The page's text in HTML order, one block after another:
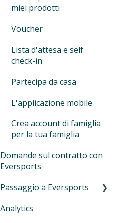
streaming online (Zoom)
conversioni di Google
miei prodotti
Voucher
Lista d'attesa e self
check-in
Partecipa da casa
L'applicazione mobile
Crea account di famiglia
per la tua famiglia
Domande sul contratto con
Eversports
Passaggio a Eversports
Fitogram : Fasi precedenti
Analytics